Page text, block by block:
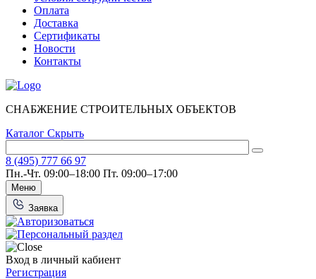
Оплата
Доставка
Сертификаты
Новости
Контакты
СНАБЖЕНИЕ СТРОИТЕЛЬНЫХ ОБЪЕКТОВ
Каталог Скрыть
8 (495) 777 66 97
Пн.-Чт. 09:00–18:00 Пт. 09:00–17:00
Меню
Заявка
Вход в личный кабиент
Регистрация